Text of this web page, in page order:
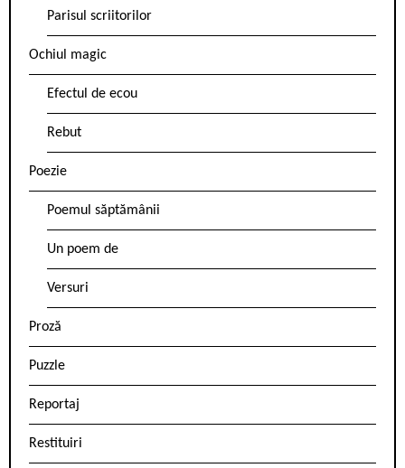
Parisul scriitorilor
Ochiul magic
Efectul de ecou
Rebut
Poezie
Poemul săptămânii
Un poem de
Versuri
Proză
Puzzle
Reportaj
Restituiri